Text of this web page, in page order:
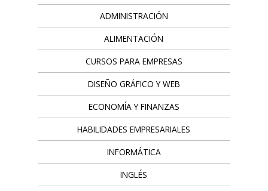
ADMINISTRACIÓN
ALIMENTACIÓN
CURSOS PARA EMPRESAS
DISEÑO GRÁFICO Y WEB
ECONOMÍA Y FINANZAS
HABILIDADES EMPRESARIALES
INFORMÁTICA
INGLÉS